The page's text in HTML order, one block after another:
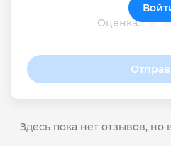
Оценка:
Здесь пока нет отзывов,